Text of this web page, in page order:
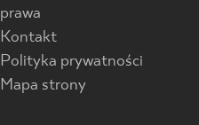
prawa
Kontakt
Polityka prywatności
Mapa strony